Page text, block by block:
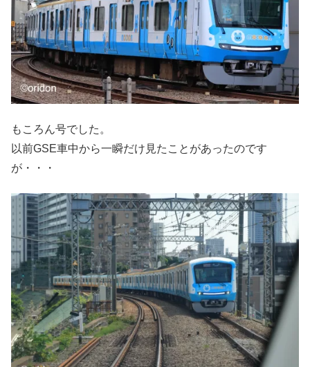
もころん号でした。
以前GSE車中から一瞬だけ見たことがあったのです
が・・・